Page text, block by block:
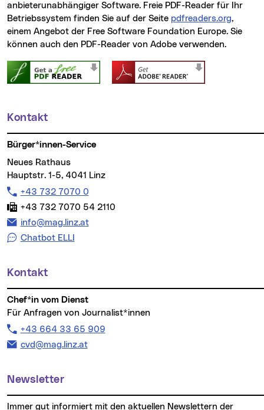
anbieterunabhängiger Software. Freie PDF-Reader für Ihr
Betriebssystem finden Sie auf der Seite pdfreaders.org(neues
,
einem Angebot der Free Software Foundation Europe. Sie
können auch den PDF-Reader von Adobe verwenden.
Weitere Informationen
Kontakt
Bürger*innen-Service
Neues Rathaus
Hauptstr. 1-5, 4041 Linz
Telefon:
+43 732 7070 0
Fax:
+43 732 7070 54 2110
E-Mail Adresse:
info@mag.linz.at
Chatbot ELLI
Kontakt
Chef*in vom Dienst
Für Anfragen von Journalist*innen
Telefon:
+43 664 33 65 909
E-Mail Adresse:
cvd@mag.linz.at
Newsletter